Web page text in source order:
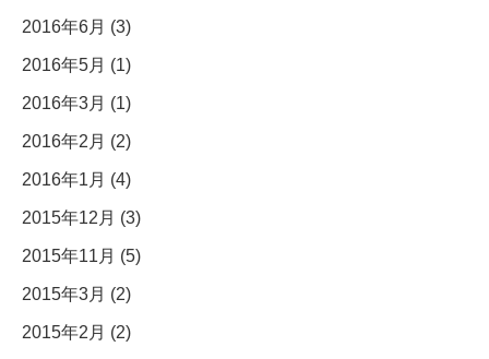
2016年6月 (3)
2016年5月 (1)
2016年3月 (1)
2016年2月 (2)
2016年1月 (4)
2015年12月 (3)
2015年11月 (5)
2015年3月 (2)
2015年2月 (2)